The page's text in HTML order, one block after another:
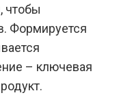
чтобы
Формируется
– ключевая